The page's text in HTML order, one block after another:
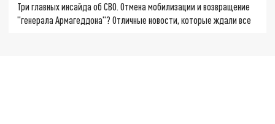
Три главных инсайда об СВО. Отмена мобилизации и возвращение
"генерала Армагеддона"? Отличные новости, которые ждали все